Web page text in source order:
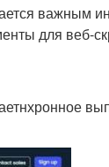
важным
для веб-